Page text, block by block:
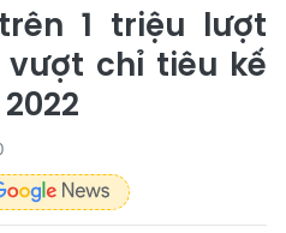
1 triệu lượt
chỉ tiêu kế